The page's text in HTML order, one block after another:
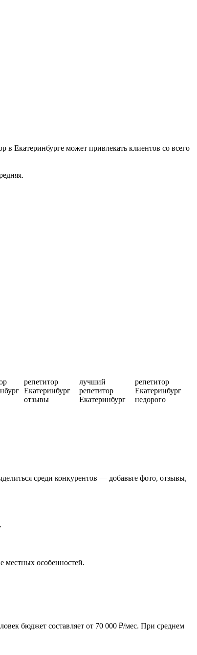
в Екатеринбурге может привлекать клиентов со всего
репетитор
Екатеринбург
отзывы
лучший
репетитор
Екатеринбург
репетитор
Екатеринбург
недорого
среди конкурентов — добавьте фото, отзывы,
местных особенностей.
бюджет составляет от 70 000 ₽/мес. При среднем